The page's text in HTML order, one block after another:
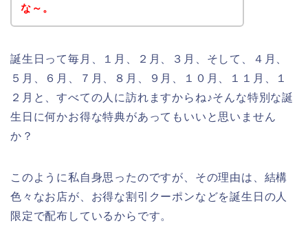
な～。
誕生日って毎月、１月、２月、３月、そして、４月、
５月、６月、７月、８月、９月、１０月、１１月、１
２月と、すべての人に訪れますからね♪そんな特別な誕
生日に何かお得な特典があってもいいと思いません
か？
このように私自身思ったのですが、その理由は、結構
色々なお店が、お得な割引クーポンなどを誕生日の人
限定で配布しているからです。